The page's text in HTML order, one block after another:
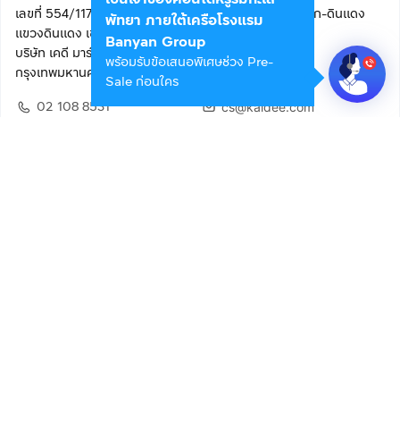
เลขที่ 554/117 อาคารสกายไนน์ เซ็นเตอร์ ชั้น 22 ถนนอโศก-ดินแดง
แขวงดินแดง เขตดินแดง
บริษัท เคดี มาร์เก็ตเพลส จำกัด (สำนักงานใหญ่)
กรุงเทพมหานคร 10400
02 108 8531
cs@kaidee.com
พัทยา ภายใต้เครือโรงแรม
Banyan Group
พร้อมรับข้อเสนอพิเศษช่วง Pre-
Sale ก่อนใคร